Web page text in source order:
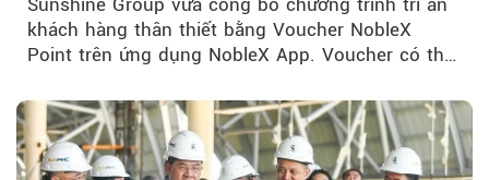
khách hàng thân thiết bằng Voucher NobleX
Point trên ứng dụng NobleX App. Voucher có thể